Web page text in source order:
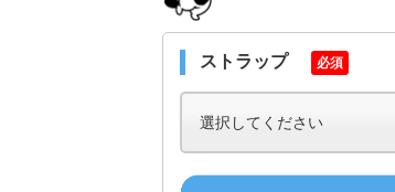
ストラップ 必須